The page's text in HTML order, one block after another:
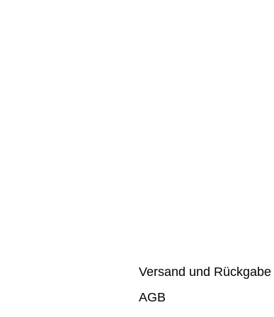
Versand und Rückgabe
AGB